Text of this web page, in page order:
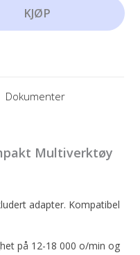
KJØP
Dokumenter
Multiverktøy
adapter. Kompatibel
på 12-18 000 o/min og